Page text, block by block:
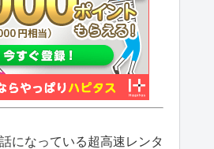
になっている超高速レンタ